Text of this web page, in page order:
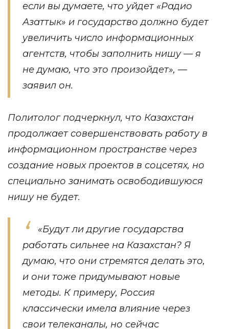
если вы думаете, что уйдет «Радио
Азаттык» и государство должно будет
увеличить число информационных
агентств, чтобы заполнить нишу — я
не думаю, что это произойдет», —
заявил он.
Политолог подчеркнул, что Казахстан
продолжает совершенствовать работу в
информационном пространстве через
создание новых проектов в соцсетях, но
специально занимать освободившуюся
нишу не будет.
«Будут ли другие государства
работать сильнее на Казахстан? Я
думаю, что они стремятся делать это,
и они тоже придумывают новые
методы. К примеру, Россия
классически имела влияние через
свои телеканалы, но сейчас